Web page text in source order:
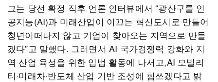
그는 당선 확정 직후 언론 인터뷰에서 “광산구를 인
공지능(AI)과 미래산업이 이끄는 혁신도시로 만들어
청년이떠나지 않고 기업이 찾아오는 지역으로 만들
겠다”고 말했다. 그러면서 AI 국가경쟁력 강화와 지
역 산업 육성을 위한 입법 활동에 나서고,AI 모빌리
티·미래차·반도체 산업 기반 조성에 힘쓰겠다고 밝